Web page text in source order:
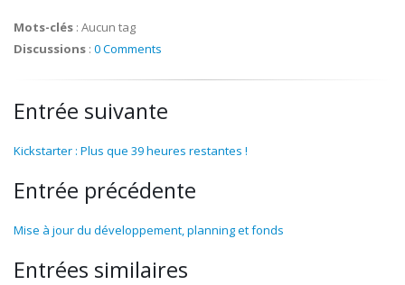
Mots-clés : Aucun tag
Discussions : 0 Comments
Entrée suivante
Kickstarter : Plus que 39 heures restantes !
Entrée précédente
Mise à jour du développement, planning et fonds
Entrées similaires